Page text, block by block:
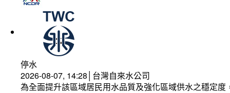
停水
2026-08-07, 14:28│台灣自來水公司
為全面提升該區域居民用水品質及強化區域供水之穩定